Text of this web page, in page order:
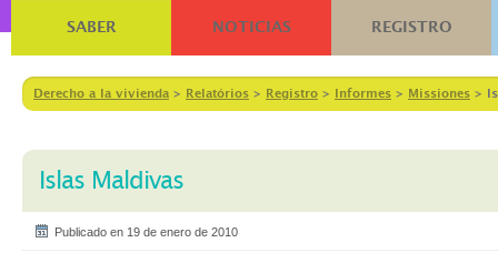
SABER NOTICIAS REGISTRO
Derecho a la vivienda > Relatórios > Registro > Informes > Missiones >
Islas Maldivas
Publicado en 19 de enero de 2010